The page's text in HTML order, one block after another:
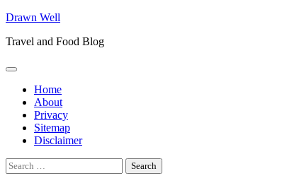
Skip
content
Drawn Well
Travel and Food Blog
Home
About
Privacy
Sitemap
Disclaimer
Search
for: